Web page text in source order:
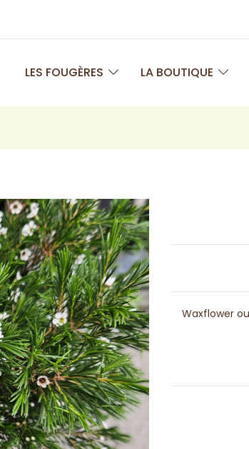
LES FOUGÈRES LA BOUTIQUE
Waxflower